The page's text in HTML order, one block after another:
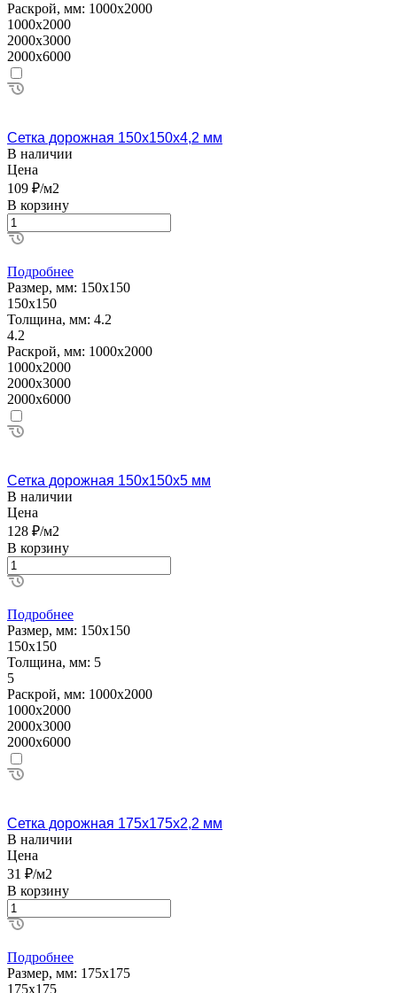
Раскрой, мм: 1000х2000
1000х2000
2000х3000
2000х6000
Сетка дорожная 150х150х4,2 мм
В наличии
Цена
109 ₽/м2
В корзину
Подробнее
Размер, мм: 150х150
150х150
Толщина, мм: 4.2
4.2
Раскрой, мм: 1000х2000
1000х2000
2000х3000
2000х6000
Сетка дорожная 150х150х5 мм
В наличии
Цена
128 ₽/м2
В корзину
Подробнее
Размер, мм: 150х150
150х150
Толщина, мм: 5
5
Раскрой, мм: 1000х2000
1000х2000
2000х3000
2000х6000
Сетка дорожная 175х175х2,2 мм
В наличии
Цена
31 ₽/м2
В корзину
Подробнее
Размер, мм: 175х175
175х175